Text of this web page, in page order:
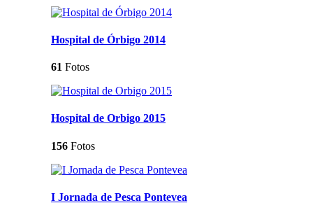
Hospital de Órbigo 2014
61 Fotos
Hospital de Orbigo 2015
156 Fotos
I Jornada de Pesca Pontevea